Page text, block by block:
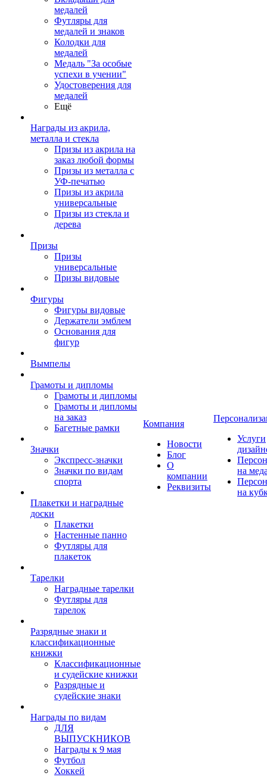
медалей
Футляры для
медалей и знаков
Колодки для
медалей
Медаль "За особые
успехи в учении"
Удостоверения для
медалей
Ещё
Награды из акрила,
металла и стекла
Призы из акрила на
заказ любой формы
Призы из металла с
УФ-печатью
Призы из акрила
универсальные
Призы из стекла и
дерева
Призы
Призы
универсальные
Призы видовые
Фигуры
Фигуры видовые
Держатели эмблем
Основания для
фигур
Вымпелы
Грамоты и дипломы
Грамоты и дипломы
Грамоты и дипломы
на заказ
Багетные рамки
Значки
Экспресс-значки
Значки по видам
спорта
Плакетки и наградные
доски
Плакетки
Настенные панно
Футляры для
плакеток
Тарелки
Наградные тарелки
Футляры для
тарелок
Разрядные знаки и
классификационные
книжки
Классификационные
и судейские книжки
Разрядные и
судейские знаки
Награды по видам
ДЛЯ
ВЫПУСКНИКОВ
Награды к 9 мая
Футбол
Хоккей
Компания
Новости
Блог
О
компании
Реквизиты
Услуги
на
на